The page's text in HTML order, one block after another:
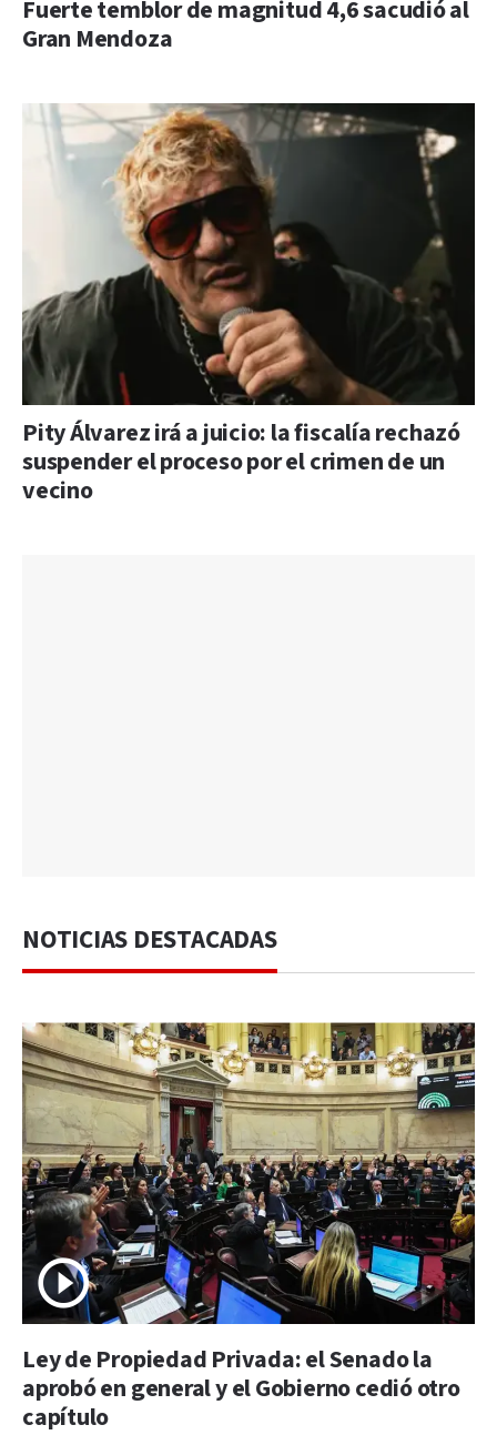
Fuerte temblor de magnitud 4,6 sacudió al
Gran Mendoza
Pity Álvarez irá a juicio: la fiscalía rechazó
suspender el proceso por el crimen de un
vecino
NOTICIAS DESTACADAS
Ley de Propiedad Privada: el Senado la
aprobó en general y el Gobierno cedió otro
capítulo